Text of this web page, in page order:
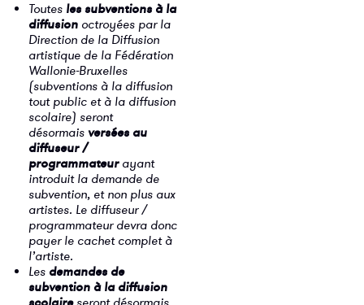
Toutes les subventions à la
diffusion octroyées par la
Direction de la Diffusion
artistique de la Fédération
Wallonie-Bruxelles
(subventions à la diffusion
tout public et à la diffusion
scolaire) seront
désormais versées au
diffuseur /
programmateur ayant
introduit la demande de
subvention, et non plus aux
artistes. Le diffuseur /
programmateur devra donc
payer le cachet complet à
l’artiste.
Les demandes de
subvention à la diffusion